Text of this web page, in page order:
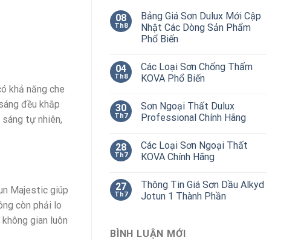
khả năng che
đều khắp
tự nhiên,
Majestic giúp
còn phải lo
gian luôn
08
Th8
Bảng Giá Sơn Dulux Mới Cập
Nhật Các Dòng Sản Phẩm
Phổ Biến
04
Th8
Các Loại Sơn Chống Thấm
KOVA Phổ Biến
30
Th7
Sơn Ngoại Thất Dulux
Professional Chính Hãng
28
Th7
Các Loại Sơn Ngoại Thất
KOVA Chính Hãng
27
Th7
Thông Tin Giá Sơn Dầu Alkyd
Jotun 1 Thành Phần
BÌNH LUẬN MỚI